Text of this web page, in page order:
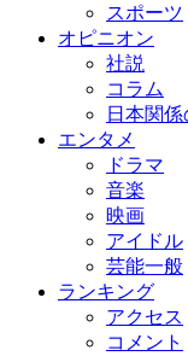
スポーツ
オピニオン
社説
コラム
日本関
エンタメ
ドラマ
音楽
映画
アイドル
芸能一般
ランキング
アクセス
コメント